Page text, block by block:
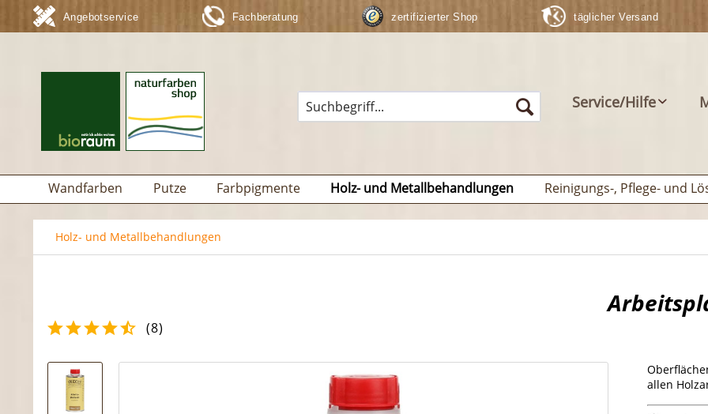
Angebotservice Fachberatung zertifizierter Shop täglicher Versand
Service/Hilfe
Wandfarben Putze Farbpigmente Holz- und Metallbehandlungen Reinigungs-, Pflege- und
Holz- und Metallbehandlungen
(8)
allen